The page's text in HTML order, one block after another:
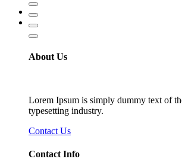
About Us
Lorem Ipsum is simply dummy text of
typesetting industry.
Contact Us
Contact Info